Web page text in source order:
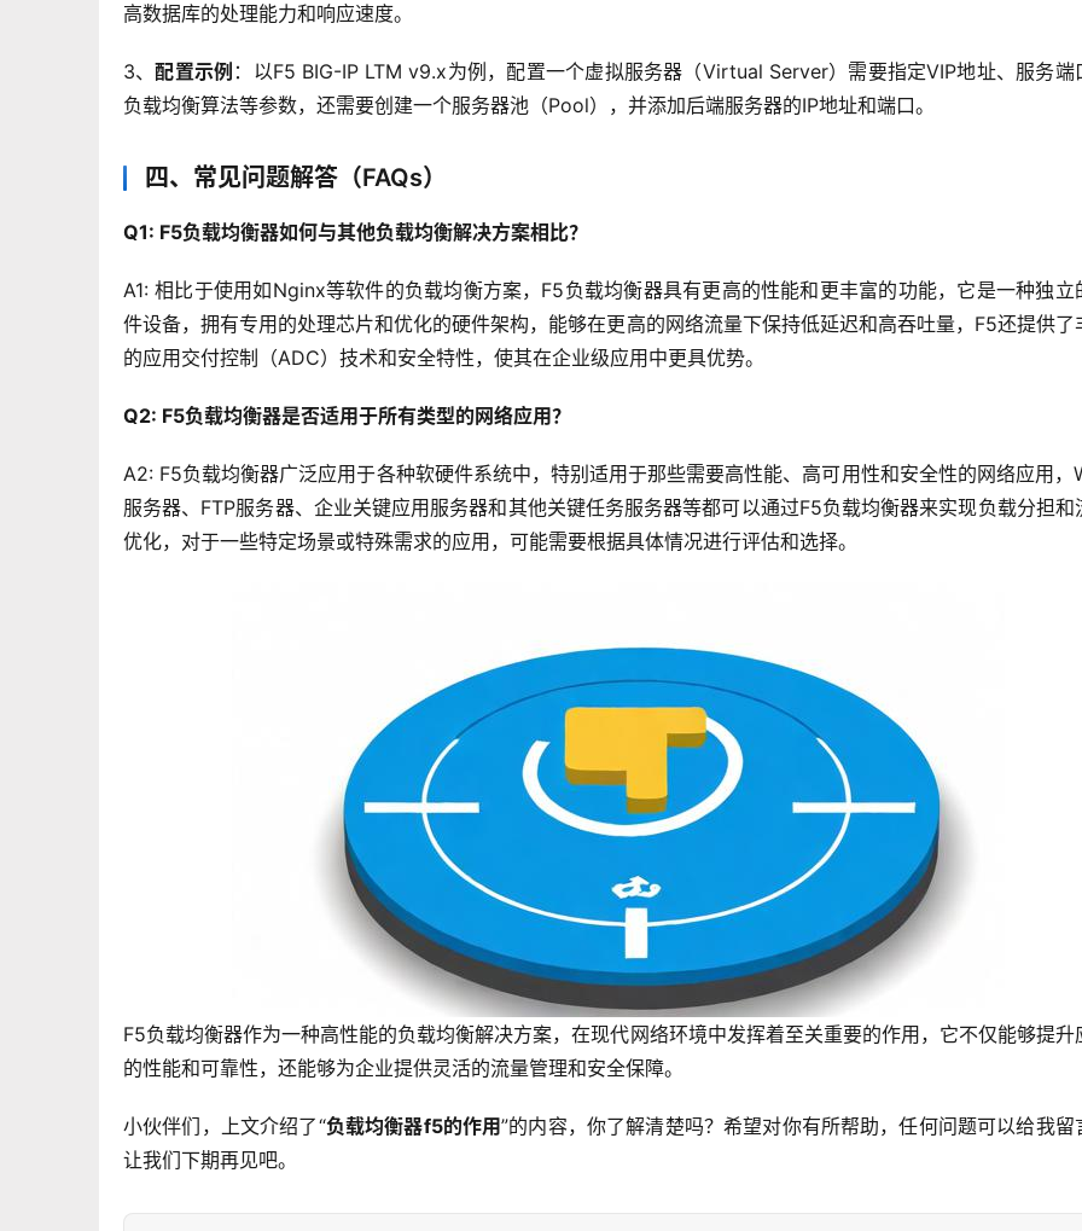
高数据库的处理能力和响应速度。
3、配置示例 ：以F5 BIG-IP LTM v9.x为例，配置一个虚拟服务器（Virtual Server）需要指定VIP地址、服务端
负载均衡算法等参数，还需要创建一个服务器池（Pool），并添加后端服务器的IP地址和端口。
四、常见问题解答（FAQs）
Q1: F5负载均衡器如何与其他负载均衡解决方案相比？
A1: 相比于使用如Nginx等软件的负载均衡方案，F5负载均衡器具有更高的性能和更丰富的功能，它是一种独立
件设备，拥有专用的处理芯片和优化的硬件架构，能够在更高的网络流量下保持低延迟和高吞吐量，F5还提供了
的应用交付控制（ADC）技术和安全特性，使其在企业级应用中更具优势。
Q2: F5负载均衡器是否适用于所有类型的网络应用？
A2: F5负载均衡器广泛应用于各种软硬件系统中，特别适用于那些需要高性能、高可用性和安全性的网络应用，
服务器、FTP服务器、企业关键应用服务器和其他关键任务服务器等都可以通过F5负载均衡器来实现负载分担和
优化，对于一些特定场景或特殊需求的应用，可能需要根据具体情况进行评估和选择。
F5负载均衡器作为一种高性能的负载均衡解决方案，在现代网络环境中发挥着至关重要的作用，它不仅能够提升
的性能和可靠性，还能够为企业提供灵活的流量管理和安全保障。
小伙伴们，上文介绍了“负载均衡器f5的作用”的内容，你了解清楚吗？希望对你有所帮助，任何问题可以给我留
让我们下期再见吧。